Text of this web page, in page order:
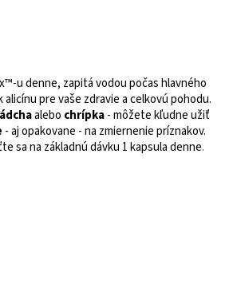
u denne, zapitá vodou počas hlavného
pre vaše zdravie a celkovú pohodu.
alebo chrípka- môžete kľudne užiť
- aj opakovane - na zmiernenie príznakov.
sa na základnú dávku 1 kapsula denne.